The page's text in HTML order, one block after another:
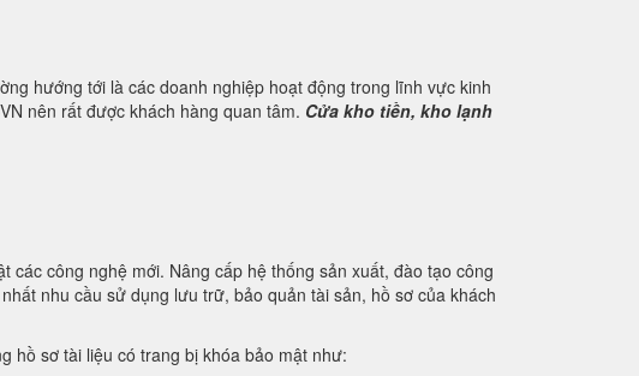
hướng tới là các doanh nghiệp hoạt động trong lĩnh vực kinh
nên rất được khách hàng quan tâm. Cửa kho tiền, kho lạnh
công nghệ mới. Nâng cấp hệ thống sản xuất, đào tạo công
nhu cầu sử dụng lưu trữ, bảo quản tài sản, hồ sơ của khách
hồ sơ tài liệu có trang bị khóa bảo mật như: